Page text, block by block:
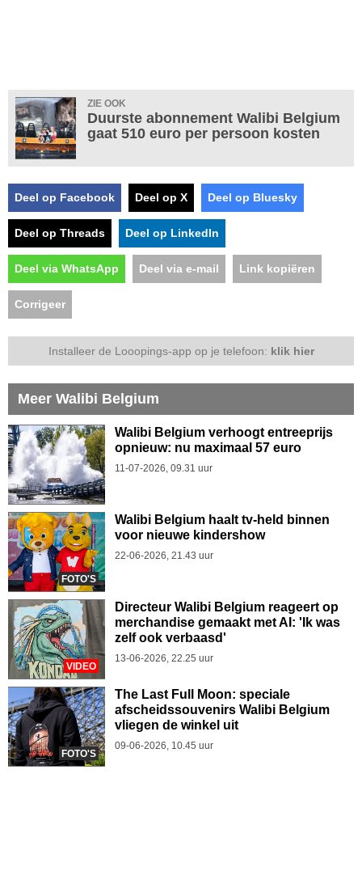
ZIE OOK
Duurste abonnement Walibi Belgium
gaat 510 euro per persoon kosten
Deel op Facebook Deel op X Deel op Bluesky
Deel op Threads Deel op LinkedIn
Deel via WhatsApp Deel via e-mail Link kopiëren
Corrigeer
Installeer de Looopings-app op je telefoon: klik hier
Meer Walibi Belgium
Walibi Belgium verhoogt entreeprijs
opnieuw: nu maximaal 57 euro
11-07-2026, 09.31 uur
FOTO'S
Walibi Belgium haalt tv-held binnen
voor nieuwe kindershow
22-06-2026, 21.43 uur
VIDEO
Directeur Walibi Belgium reageert op
merchandise gemaakt met AI: 'Ik was
zelf ook verbaasd'
13-06-2026, 22.25 uur
FOTO'S
The Last Full Moon: speciale
afscheidssouvenirs Walibi Belgium
vliegen de winkel uit
09-06-2026, 10.45 uur